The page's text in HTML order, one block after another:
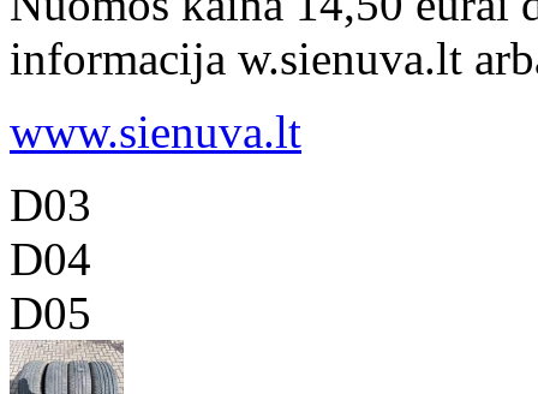
informacija w.sienuva.lt
www.sienuva.lt
D03
D04
D05